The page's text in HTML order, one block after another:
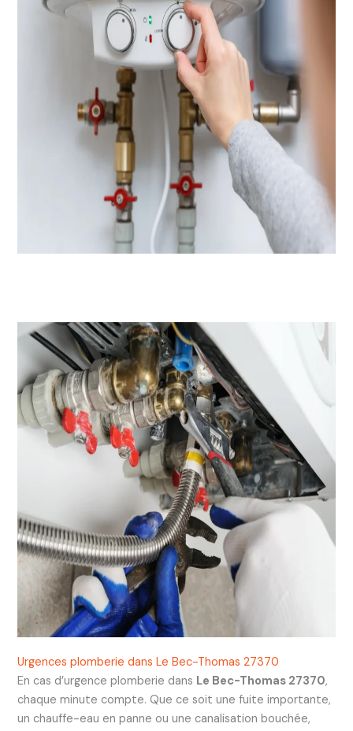
Urgences plomberie dans Le Bec-Thomas 27370
En cas d’urgence plomberie dans Le Bec-Thomas 27370,
chaque minute compte. Que ce soit une fuite importante,
un chauffe-eau en panne ou une canalisation bouchée,